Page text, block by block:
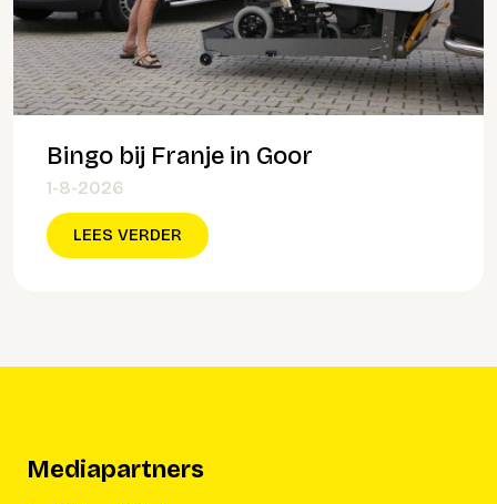
Bingo bij Franje in Goor
1-8-2026
LEES VERDER
Mediapartners